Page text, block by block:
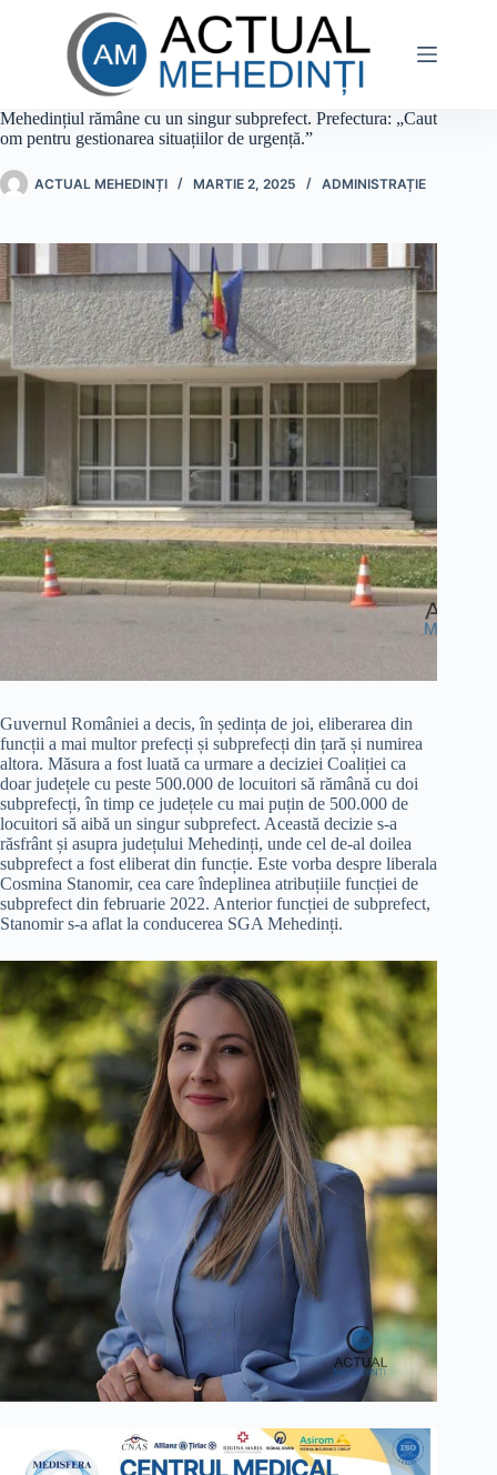
Mehedințiul rămâne cu un singur subprefect. Prefectura: „Caut
om pentru gestionarea situațiilor de urgență.”
ACTUAL MEHEDINȚI MARTIE 2, 2025 ADMINISTRAȚIE
Guvernul României a decis, în ședința de joi, eliberarea din
funcții a mai multor prefecți și subprefecți din țară și numirea
altora. Măsura a fost luată ca urmare a deciziei Coaliției ca
doar județele cu peste 500.000 de locuitori să rămână cu doi
subprefecți, în timp ce județele cu mai puțin de 500.000 de
locuitori să aibă un singur subprefect. Această decizie s-a
răsfrânt și asupra județului Mehedinți, unde cel de-al doilea
subprefect a fost eliberat din funcție. Este vorba despre liberala
Cosmina Stanomir, cea care îndeplinea atribuțiile funcției de
subprefect din februarie 2022. Anterior funcției de subprefect,
Stanomir s-a aflat la conducerea SGA Mehedinți.